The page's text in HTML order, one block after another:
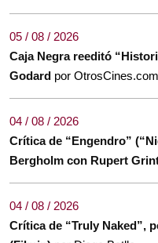
05 / 08 / 2026
Caja Negra reeditó
Godard por OtrosCines.com
04 / 08 / 2026
Crítica de “Engendro”
Bergholm con Rupert
04 / 08 / 2026
Crítica de “Truly Naked”,